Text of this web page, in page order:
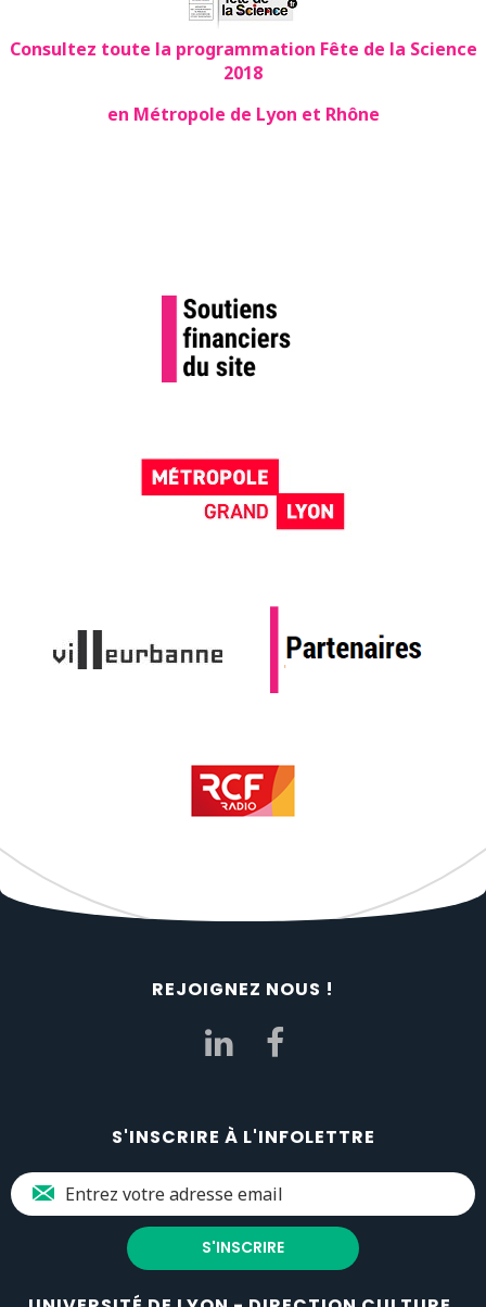
Consultez toute la programmation Fête de la Science
2018
en Métropole de Lyon et Rhône
REJOIGNEZ NOUS !
S'INSCRIRE À L'INFOLETTRE